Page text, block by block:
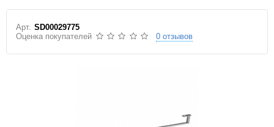
Арт. SD00029775
Оценка покупателей
0 отзывов